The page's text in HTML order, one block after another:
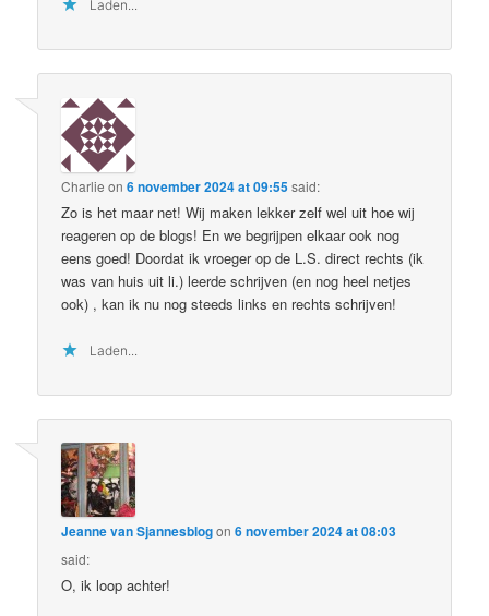
Laden...
Charlie on6 november 2024 at 09:55said:
Zo is het maar net! Wij maken lekker zelf wel uit hoe wij
reageren op de blogs! En we begrijpen elkaar ook nog
eens goed! Doordat ik vroeger op de L.S. direct rechts (ik
was van huis uit li.) leerde schrijven (en nog heel netjes
ook) , kan ik nu nog steeds links en rechts schrijven!
Laden...
Jeanne van Sjannesblogon6 november 2024 at 08:03
said:
O, ik loop achter!